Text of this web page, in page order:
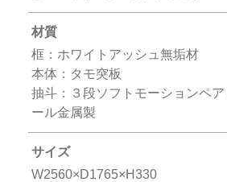
材質
框：ホワイトアッシュ無垢材
本体：タモ突板
抽斗：３段ソフトモーションペ
ール金属製
サイズ
W2560×D1765×H330